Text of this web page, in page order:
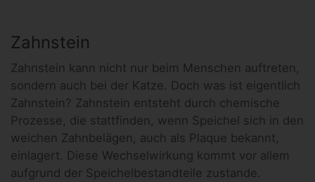
Zahnstein
Zahnstein kann nicht nur beim Menschen auftreten,
sondern auch bei der Katze. Doch was ist eigentlich
Zahnstein? Zahnstein entsteht durch chemische
Prozesse, die stattfinden, wenn Speichel sich in den
weichen Zahnbelägen, auch als Plaque bekannt,
einlagert. Diese Wechselwirkung kommt vor allem
aufgrund der Speichelbestandteile zustande.